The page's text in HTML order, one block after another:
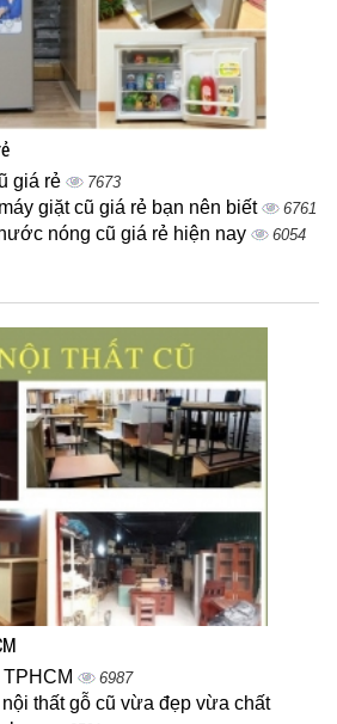
giá rẻ 7673
giặt cũ giá rẻ bạn nên biết 6761
nóng cũ giá rẻ hiện nay 6054
6987
thất gỗ cũ vừa đẹp vừa chất